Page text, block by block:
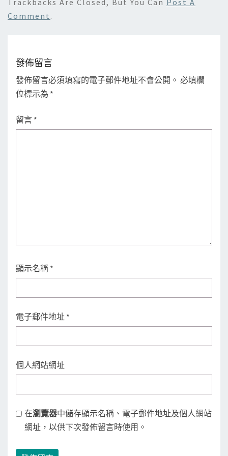
Comment .
發佈留言
發佈留言必須填寫的電子郵件地址不會公開。 必填欄
位標示為 *
留言 *
顯示名稱 *
電子郵件地址 *
個人網站網址
在瀏覽器中儲存顯示名稱、電子郵件地址及個人網站
網址，以供下次發佈留言時使用。